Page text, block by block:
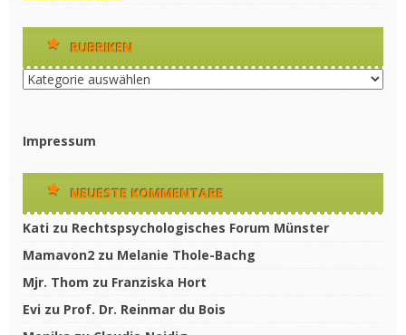
RUBRIKEN
Rubriken
Impressum
NEUESTE KOMMENTARE
Kati zu Rechtspsychologisches Forum Münster
Mamavon2 zu Melanie Thole-Bachg
Mjr. Thom zu Franziska Hort
Evi zu Prof. Dr. Reinmar du Bois